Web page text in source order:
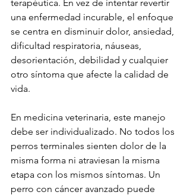
terapéutica. En vez de intentar revertir
una enfermedad incurable, el enfoque
se centra en disminuir dolor, ansiedad,
dificultad respiratoria, náuseas,
desorientación, debilidad y cualquier
otro síntoma que afecte la calidad de
vida.
En medicina veterinaria, este manejo
debe ser individualizado. No todos los
perros terminales sienten dolor de la
misma forma ni atraviesan la misma
etapa con los mismos síntomas. Un
perro con cáncer avanzado puede